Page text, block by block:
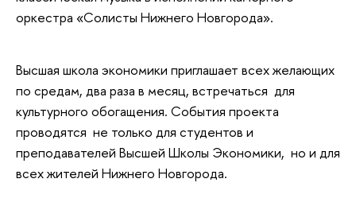
оркестра «Солисты Нижнего Новгорода».
Высшая школа экономики приглашает всех желающих
по средам, два раза в месяц, встречаться для
культурного обогащения. События проекта
проводятся не только для студентов и
преподавателей Высшей Школы Экономики, но и для
всех жителей Нижнего Новгорода.